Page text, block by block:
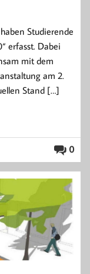
Studierende
erfasst. Dabei
mit dem
am 2.
Stand […]
0